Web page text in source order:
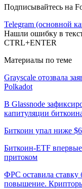
Подписывайтесь на
Telegram (основной
Нашли ошибку в
CTRL+ENTER
Материалы по теме
Grayscale отозвала
Polkadot
В Glassnode
капитуляции
Биткоин упал ниже
Биткоин-ETF
притоком
ФРС оставила ставку
повышение.